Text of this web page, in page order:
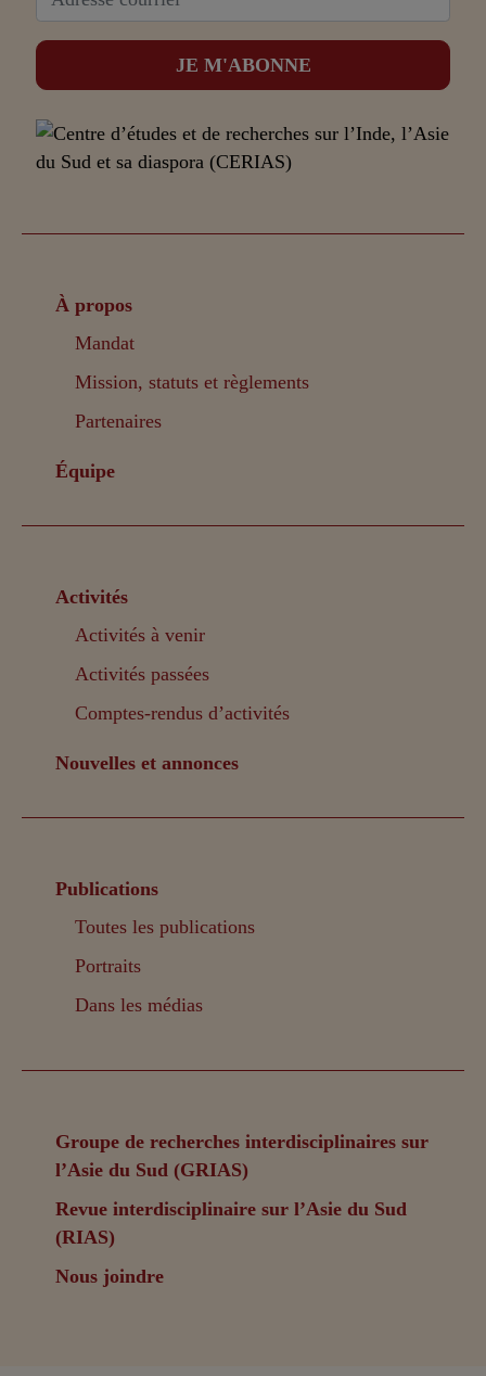
À propos
Mandat
Mission, statuts et règlements
Partenaires
Équipe
Activités
Activités à venir
Activités passées
Comptes-rendus d’activités
Nouvelles et annonces
Publications
Toutes les publications
Portraits
Dans les médias
Groupe de recherches interdisciplinaires sur
l’Asie du Sud (GRIAS)
Revue interdisciplinaire sur l’Asie du Sud
(RIAS)
Nous joindre